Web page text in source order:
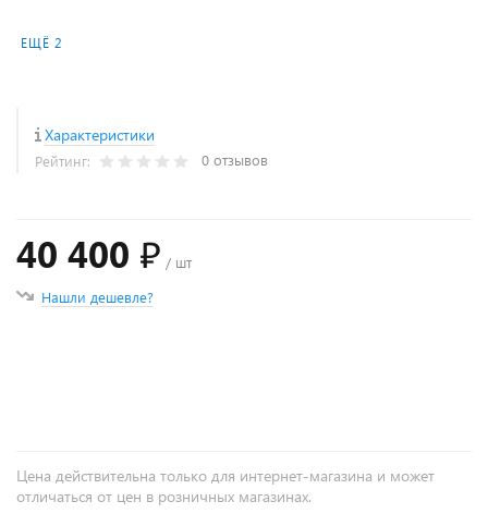
ЕЩЁ 2
Характеристики
Рейтинг: 0 отзывов
40 400 ₽ / шт
Нашли дешевле?
Цена действительна только для интернет-магазина и может
отличаться от цен в розничных магазинах.